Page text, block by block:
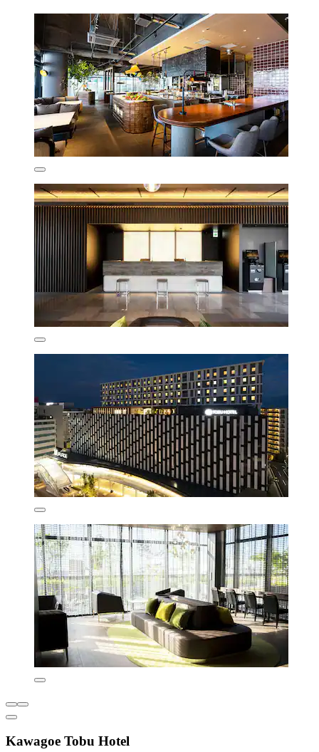
Kawagoe Tobu Hotel